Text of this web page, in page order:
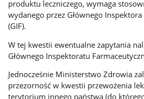
produktu leczniczego, wymaga
wydanego przez Głównego
(GIF).
W tej kwestii ewentualne zapytania
Głównego Inspektoratu
Jednocześnie Ministerstwo Zdrowia
przezorność w kwestii przewożenia
terytorium innego państwa (do